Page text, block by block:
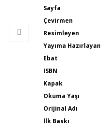
Sayfa
Çevirmen
Resimleyen
Yayıma Hazırlayan
Ebat
ISBN
Kapak
Okuma Yaşı
Orijinal Adı
İlk Baskı